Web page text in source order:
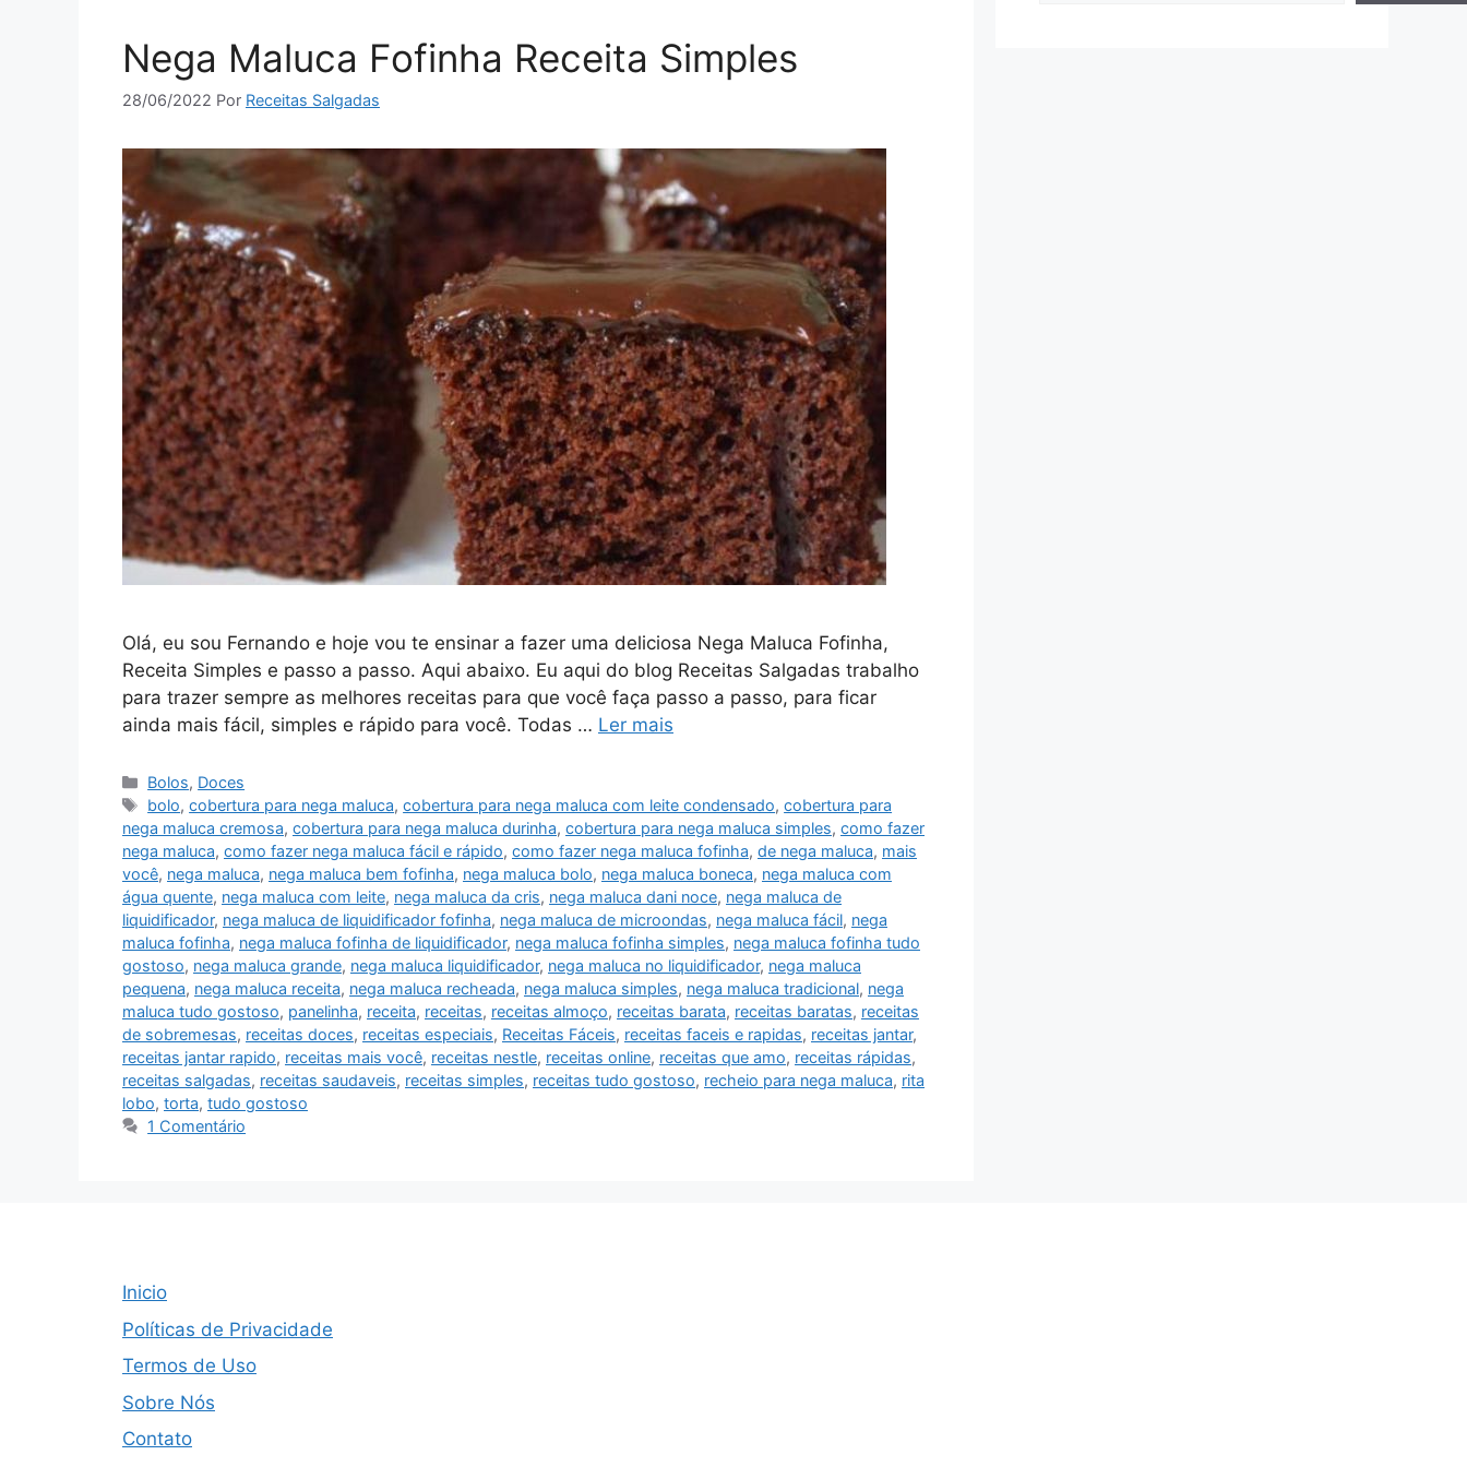
Nega Maluca Fofinha Receita Simples
28/06/2022 Por Receitas Salgadas
Olá, eu sou Fernando e hoje vou te ensinar a fazer uma deliciosa Nega Maluca Fofinha,
Receita Simples e passo a passo. Aqui abaixo. Eu aqui do blog Receitas Salgadas trabalho
para trazer sempre as melhores receitas para que você faça passo a passo, para ficar
ainda mais fácil, simples e rápido para você. Todas … Ler mais
Categorias
Bolos, Doces
Tags
bolo,cobertura para nega maluca,cobertura para nega maluca com leite condensado,cobertura para
nega maluca cremosa, cobertura para nega maluca durinha, cobertura para nega maluca simples, como fazer
nega maluca, como fazer nega maluca fácil e rápido, como fazer nega maluca fofinha, de nega maluca, mais
você, nega maluca, nega maluca bem fofinha, nega maluca bolo, nega maluca boneca, nega maluca com
água quente, nega maluca com leite, nega maluca da cris, nega maluca dani noce, nega maluca de
liquidificador, nega maluca de liquidificador fofinha, nega maluca de microondas, nega maluca fácil, nega
maluca fofinha, nega maluca fofinha de liquidificador, nega maluca fofinha simples, nega maluca fofinha tudo
gostoso, nega maluca grande, nega maluca liquidificador, nega maluca no liquidificador, nega maluca
pequena, nega maluca receita, nega maluca recheada, nega maluca simples, nega maluca tradicional, nega
maluca tudo gostoso, panelinha, receita, receitas, receitas almoço, receitas barata, receitas baratas, receitas
de sobremesas, receitas doces, receitas especiais, Receitas Fáceis, receitas faceis e rapidas, receitas jantar,
receitas jantar rapido, receitas mais você, receitas nestle, receitas online, receitas que amo, receitas rápidas,
receitas salgadas, receitas saudaveis, receitas simples, receitas tudo gostoso, recheio para nega maluca, rita
lobo, torta, tudo gostoso
1 Comentário
Inicio
Políticas de Privacidade
Termos de Uso
Sobre Nós
Contato